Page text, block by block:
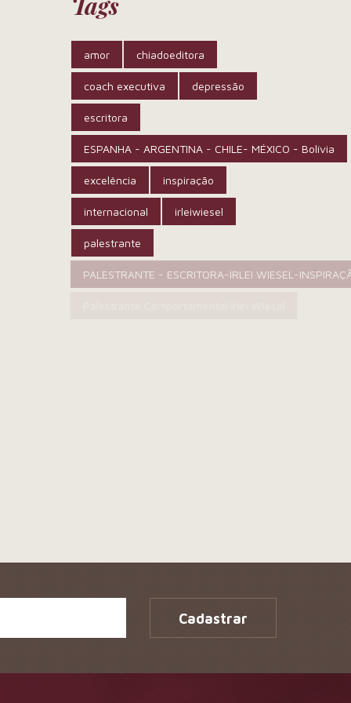
amor chiadoeditora
coach executiva depressão
escritora
ESPANHA - ARGENTINA - CHILE- MÉXICO - Bolívia
excelência inspiração
internacional irleiwiesel
palestrante
PALESTRANTE - ESCRITORA-IRLEI WIESEL-
Cadastrar